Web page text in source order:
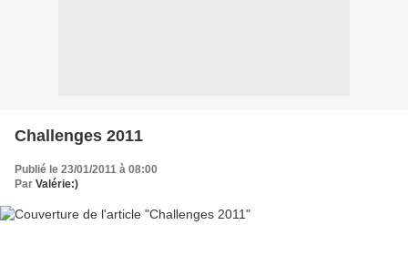
Challenges 2011
Publié le 23/01/2011 à 08:00
Par Valérie:)